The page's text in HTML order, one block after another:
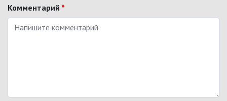
Комментарий *